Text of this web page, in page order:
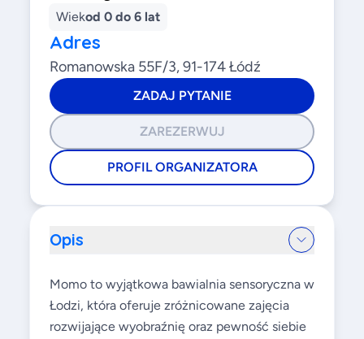
Wiekod 0 do 6 lat
Adres
Romanowska 55F/3, 91-174 Łódź
ZADAJ PYTANIE
ZAREZERWUJ
PROFIL ORGANIZATORA
Opis
Momo to wyjątkowa bawialnia sensoryczna w
Łodzi, która oferuje zróżnicowane zajęcia
rozwijające wyobraźnię oraz pewność siebie